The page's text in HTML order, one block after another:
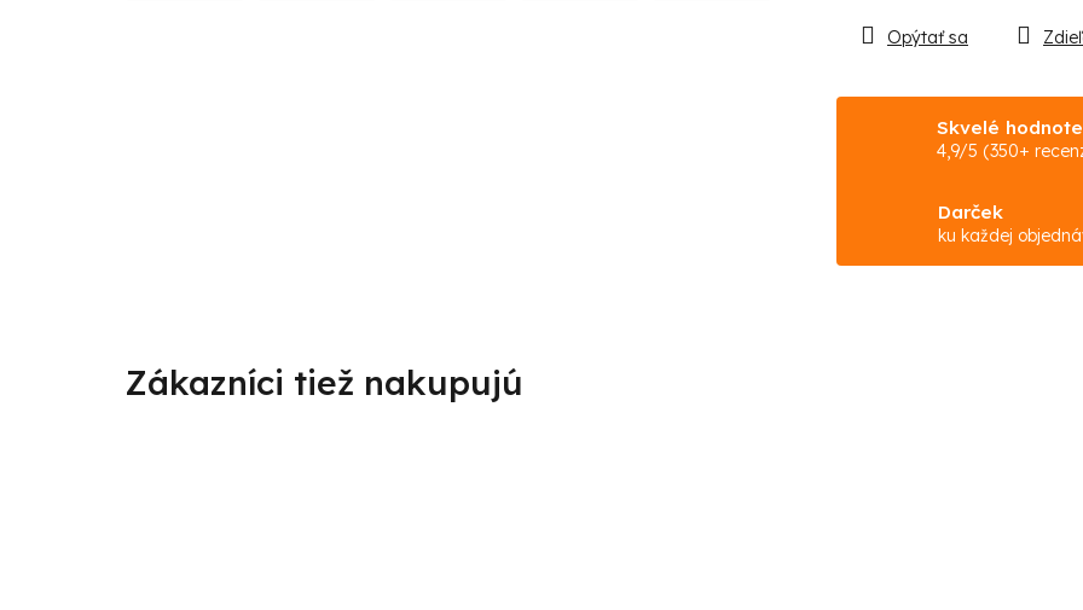
Skvelé
4,9/5 (350+
Darček
ku každej
Opýtať sa